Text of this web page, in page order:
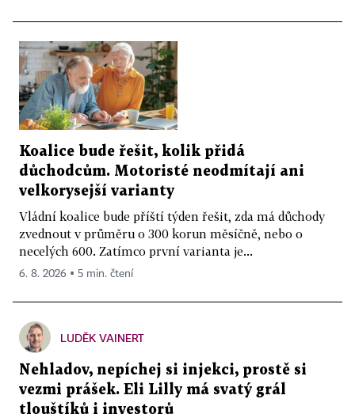
Koalice bude řešit, kolik přidá
důchodcům. Motoristé neodmítají ani
velkorysejší varianty
Vládní koalice bude příští týden řešit, zda má důchody
zvednout v průměru o 300 korun měsíčně, nebo o
necelých 600. Zatímco první varianta je...
6. 8. 2026 ▪ 5 min. čtení
LUDĚK VAINERT
Nehladov, nepíchej si injekci, prostě si
vezmi prášek. Eli Lilly má svatý grál
tlouštíků i investorů